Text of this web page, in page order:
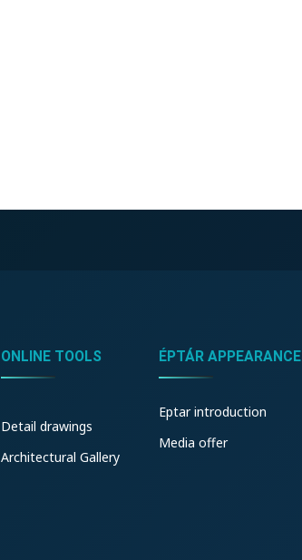
ONLINE TOOLS
Detail drawings
Architectural Gallery
ÉPTÁR APPEARANCE
Eptar introduction
Media offer